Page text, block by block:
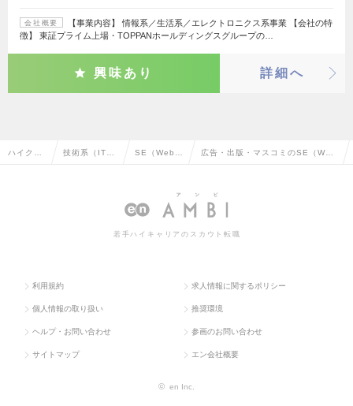
会社概要
【事業内容】 情報系／生活系／エレクトロニクス系事業 【会社の特
徴】 東証プライム上場・TOPPANホールディングスグループの…
興味あり 詳細へ
ハイクラ 技術系（IT・ SE（Web・
系）
広告・出版・マスコミのSE（We
一覧
若手ハイキャリアのスカウト転職
利用規約 求人情報に関するポリシー
個人情報の取り扱い 推奨環境
ヘルプ・お問い合わせ 参画のお問い合わせ
サイトマップ エン会社概要
© en Inc.